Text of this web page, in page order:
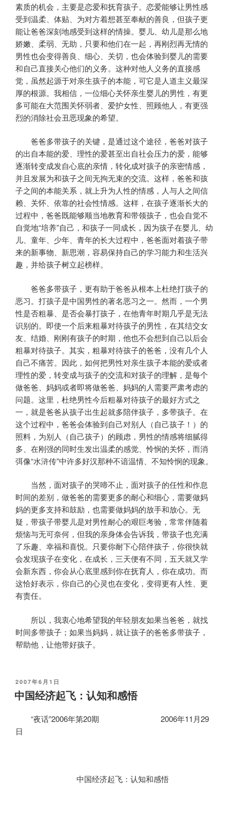
素质的机会，主要是恋爱和抚育孩子。恋爱能够让男性感
受到温柔、体贴、为对方着想甚至奉献的善良，但孩子更
能让爸爸深刻地感受到这样的情操。婴儿、幼儿是那么地
娇嫩、柔弱、无助，只要和他们在一起，再刚烈再无情的
男性也会变得善良、细心、关切，也会体验到婴儿的需要
和自己直接关心他们的义务。这种对他人义务的直接感
觉，虽然起源于对亲生孩子的本能，可它是人道主义最深
厚的根源。我相信，一位细心关怀亲生婴儿的男性，有更
多可能在大范围关怀弱者、爱护女性、照顾他人，有更强
烈的消除社会丑恶现象的希望。
爸爸多带孩子的关键，是通过这个途径，爸爸对孩子
的出自本能的爱、理性的爱甚至出自社会压力的爱，能够
逐渐转变成发自心底的亲情，转化成对孩子的亲密情感，
并且发展为和孩子之间无拘无束的交流。这样，爸爸和孩
子之间的本能关系，就上升为人性的情感，人与人之间信
赖、关怀、依靠的社会性情感。这样，在孩子逐渐长大的
过程中，爸爸既能够顺当地教育和带领孩子，也会自觉不
自觉地“培养”自己，和孩子一同成长，因为孩子在婴儿、幼
儿、童年、少年、青年的长大过程中，爸爸面对着孩子带
来的新事物、新思潮，容易保持自己的学习能力和生活兴
趣，并给孩子树立起榜样。
爸爸多带孩子，更有助于爸爸从根本上杜绝打孩子的
恶习。打孩子是中国男性的著名恶习之一。然而，一个男
性是否粗暴、是否会暴打孩子，在他青年时期几乎是无法
识别的。即使一个后来粗暴对待孩子的男性，在其结交女
友、结婚、刚刚有孩子的时期，他也不会想到自己以后会
粗暴对待孩子。其实，粗暴对待孩子的爸爸，没有几个人
自己不痛苦。因此，如何把男性对亲生孩子本能的爱或者
理性的爱，转变成与孩子的交流和对孩子的理解，是每个
做爸爸、妈妈或者即将做爸爸、妈妈的人需要严肃考虑的
问题。这里，杜绝男性今后粗暴对待孩子的最好方式之
一，就是爸爸从孩子出生起就多陪伴孩子，多带孩子。在
这个过程中，爸爸会体验到自己对别人（自己孩子！）的
照料，为别人（自己孩子）的顾虑，男性的情感将细腻得
多、在刚强的同时生发出温柔的感觉、怜悯的关怀，而消
弭像“水浒传”中许多好汉那种不谙温情、不知怜悯的现象。
当然，面对孩子的哭啼不止，面对孩子的任性和作息
时间的差别，做爸爸的需要更多的耐心和细心，需要做妈
妈的更多支持和鼓励，也需要做妈妈的放手和放心。无
疑，带孩子带婴儿是对男性耐心的艰巨考验，常常伴随着
烦恼与无可奈何，但我的亲身体会告诉我，带孩子也充满
了乐趣、幸福和喜悦。只要你耐下心陪伴孩子，你很快就
会发现孩子在变化，在成长，三天便有不同，五天就又学
会新东西，你会从心底里感到你在抚育人，你在成功。而
这恰好表示，你自己的心灵也在变化，变得更有人性、更
有责任。
所以，我衷心地希望我的年轻朋友如果当爸爸，就找
时间多带孩子；如果当妈妈，就让孩子的爸爸多带孩子，
帮助他，让他带好孩子。
发
布
于
2007年6月1日
中国经济起飞：认知和感悟
“夜话”2006年第20期 2006年11 月29
日
中国经济起飞：认知和感悟